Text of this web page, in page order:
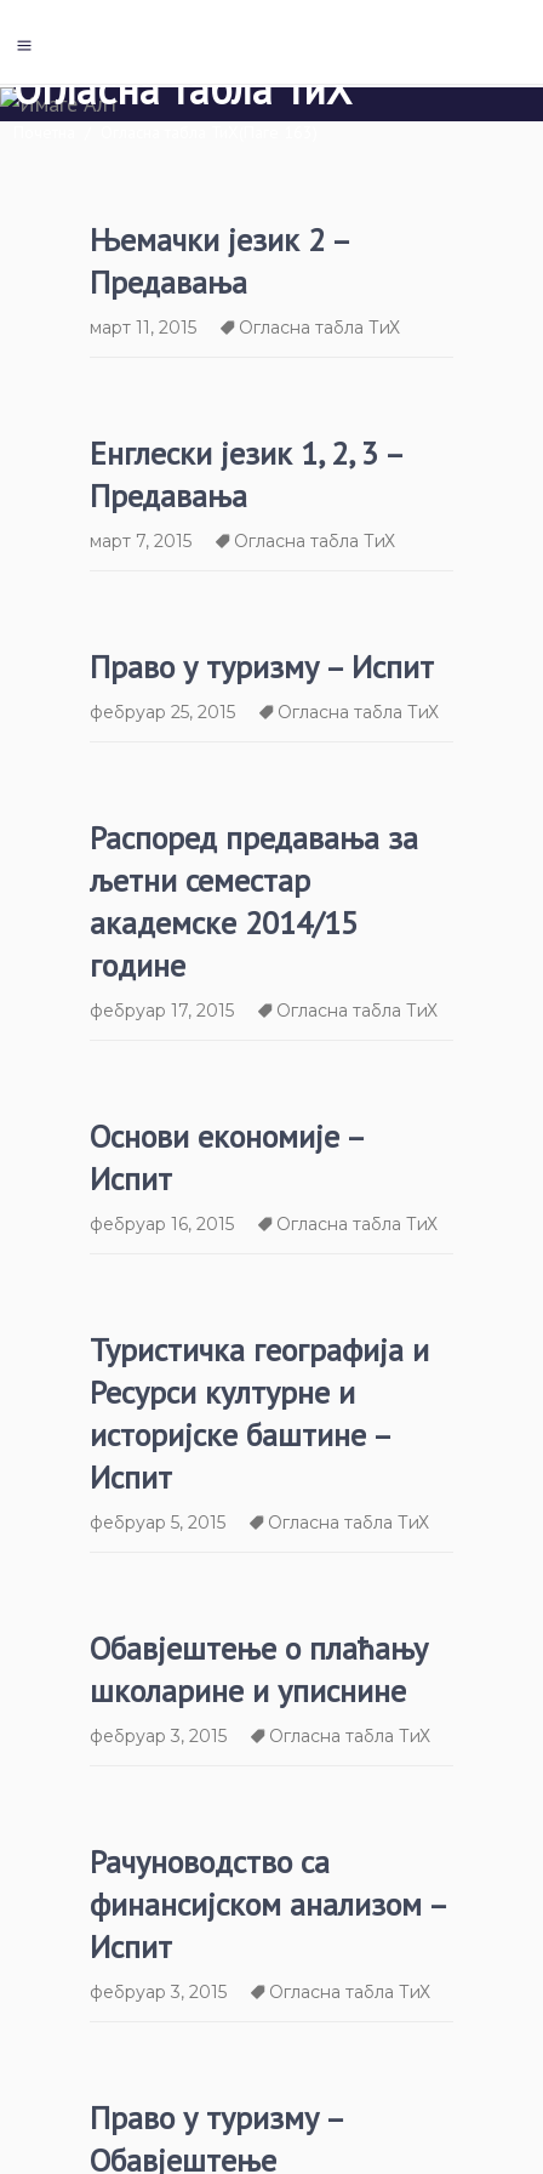
Огласна табла ТиХ
Њемачки језик 2 –
Предавања
март 11, 2015 Огласна табла ТиХ
Енглески језик 1, 2, 3 –
Предавања
март 7, 2015 Огласна табла ТиХ
Право у туризму – Испит
фебруар 25, 2015 Огласна табла ТиХ
Распоред предавања за
љетни семестар
академске 2014/15
године
фебруар 17, 2015 Огласна табла ТиХ
Основи економије –
Испит
фебруар 16, 2015 Огласна табла ТиХ
Туристичка географија и
Ресурси културне и
историјске баштине –
Испит
фебруар 5, 2015 Огласна табла ТиХ
Обавјештење о плаћању
школарине и уписнине
фебруар 3, 2015 Огласна табла ТиХ
Рачуноводство са
финансијском анализом –
Испит
фебруар 3, 2015 Огласна табла ТиХ
Право у туризму –
Обавјештење